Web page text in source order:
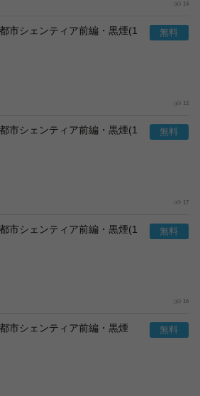
14
市シェンティア前編・黒煙(1
12
市シェンティア前編・黒煙(1
17
市シェンティア前編・黒煙(1
16
市シェンティア前編・黒煙